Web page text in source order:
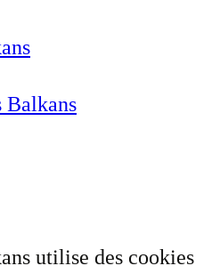
Balkans
utilise des cookies